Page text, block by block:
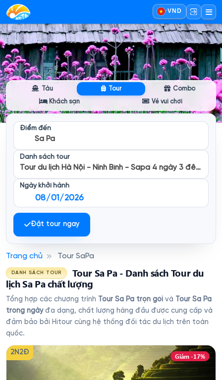
·VND
Tàu Tour Combo
Khách sạn Vé vui chơi
Điểm đến
Sa Pa
Danh sách tour
Tour du lịch Hà Nội - Ninh Bình - Sapa 4 ngày 3 đêm
Ngày khởi hành
Đặt tour ngay
Trang chủ Tour SaPa
DANH SÁCH TOUR
Tour Sa Pa - Danh sách Tour du
lịch Sa Pa chất lượng
Tổng hợp các chương trình Tour Sa Pa trọn gói và Tour Sa Pa
trong ngàyđa dạng, chất lượng hàng đầu được cung cấp và
đảm bảo bởi Hitour cùng hệ thống đối tác du lịch trên toàn
quốc.
2N2Đ Giảm -17%